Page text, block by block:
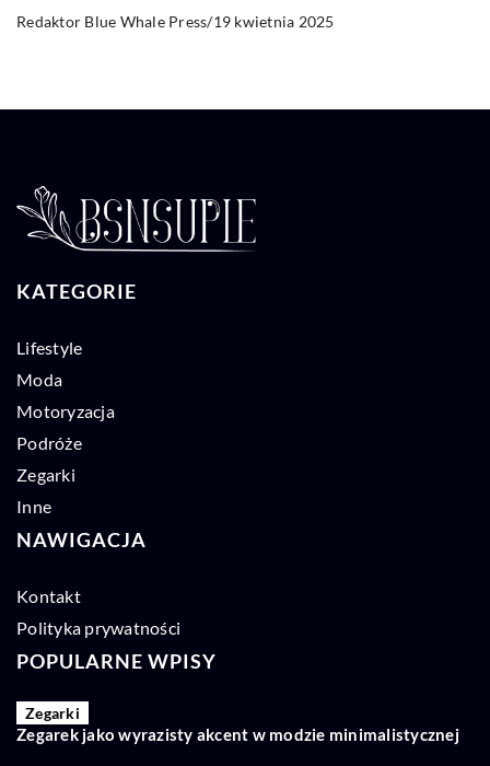
Redaktor Blue Whale Press/19 kwietnia 2025
KATEGORIE
Lifestyle
Moda
Motoryzacja
Podróże
Zegarki
Inne
NAWIGACJA
Kontakt
Polityka prywatności
POPULARNE WPISY
Zegarki
Zegarek jako wyrazisty akcent w modzie minimalistycznej